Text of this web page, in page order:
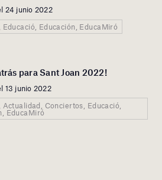
24 junio 2022
Educación, EducaMiró
para Sant Joan 2022!
13 junio 2022
Actualidad, Conciertos, Educació,
EducaMiró